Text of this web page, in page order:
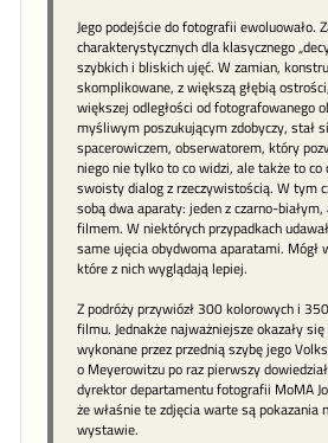
Jego podejście do fotografii ewoluowało.
charakterystycznych dla klasycznego
szybkich i bliskich ujęć. W zamian,
skomplikowane, z większą głębią
większej odległości od fotografowanego
myśliwym poszukującym zdobyczy, stał
spacerowiczem, obserwatorem, który
niego nie tylko to co widzi, ale także to co
swoisty dialog z rzeczywistością. W tym
sobą dwa aparaty: jeden z czarno-
filmem. W niektórych przypadkach
same ujęcia obydwoma aparatami. Mógł
które z nich wyglądają lepiej.
Z podróży przywiózł 300 kolorowych i
filmu. Jednakże najważniejsze okazały
wykonane przez przednią szybę jego
o Meyerowitzu po raz pierwszy
dyrektor departamentu fotografii MoMA
że właśnie te zdjęcia warte są pokazania
wystawie.